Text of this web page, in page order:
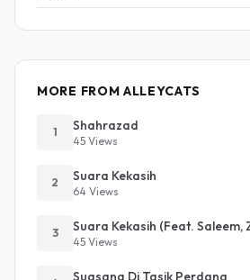
MORE FROM ALLEYCATS
1 Shahrazad
45 Views
2 Suara Kekasih
64 Views
3 Suara Kekasih (Feat. Saleem,
45 Views
Suasana Di Tasik Perdana